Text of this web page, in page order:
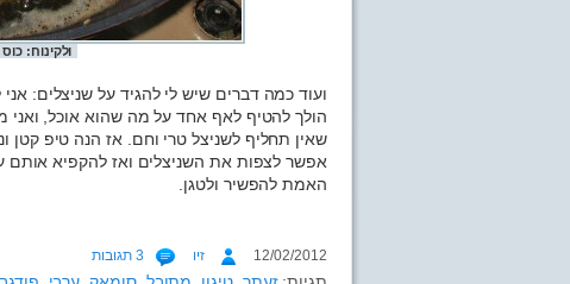
ולקינוח:
ועוד כמה דברים שיש לי להגיד על שניצלים:
הולך להטיף לאף אחד על מה שהוא אוכל, ואני
שאין תחליף לשניצל טרי וחם. אז הנה טיפ
אפשר לצפות את השניצלים ואז להקפיא אותם
האמת להפשיר ולטגן.
12/02/2012 זיו 3 תגובות